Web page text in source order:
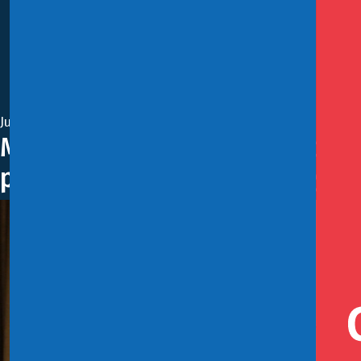
Julio 24, 2019
Ministro de Hacienda
pequeños empresarios: